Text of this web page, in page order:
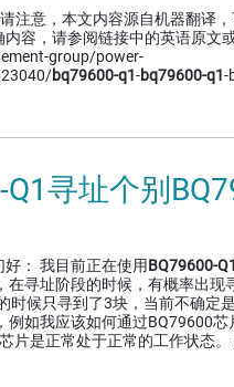
请注意，本文内容源自机器翻译
容，请参阅链接中的英语原文
group/power-
bq79600-q1-bq79600-q1-
寻址个别
： 我目前正在使用BQ79600-Q1
寻址阶段的时候，有概率出现
时候只寻到了3块，当前不确定
如我应该如何通过BQ79600芯
片是正常处于正常的工作状态。